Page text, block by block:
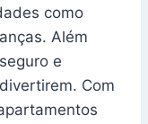
como
Além
e
Com